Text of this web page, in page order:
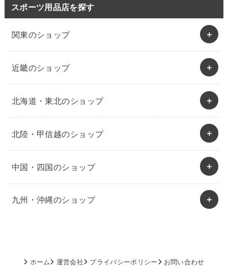
スポーツ用品店を探す
関東のショップ
近畿のショップ
北海道・東北のショップ
北陸・甲信越のショップ
中国・四国のショップ
九州・沖縄のショップ
ホーム 運営会社 プライバシーポリシー お問い合わせ